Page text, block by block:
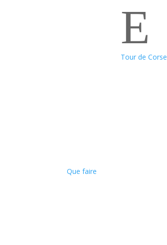
E
Tour de Corse
Que faire